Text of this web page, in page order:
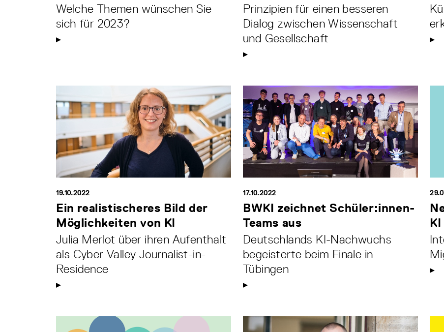
Welche Themen wünschen Sie
sich für 2023?
Prinzipien für einen besseren
Dialog zwischen Wissenschaft
und Gesellschaft
19.10.2022
Ein realistischeres Bild der
Möglichkeiten von KI
Julia Merlot über ihren Aufenthalt
als Cyber Valley Journalist-in-
Residence
17.10.2022
BWKI zeichnet Schüler:innen-
Teams aus
Deutschlands KI-Nachwuchs
begeisterte beim Finale in
Tübingen